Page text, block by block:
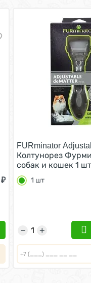
₽
FURminator
Колтунорез
собак и кошек 1 шт
1 шт
+
−